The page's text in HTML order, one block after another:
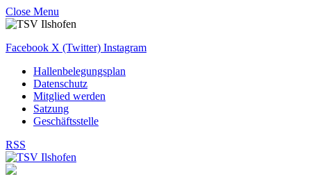
Close Menu
Facebook X (Twitter) Instagram
Hallenbelegungsplan
Datenschutz
Mitglied werden
Satzung
Geschäftsstelle
RSS